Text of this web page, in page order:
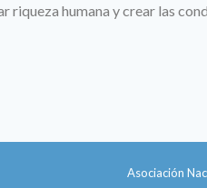
riqueza humana y crear las
Asociación